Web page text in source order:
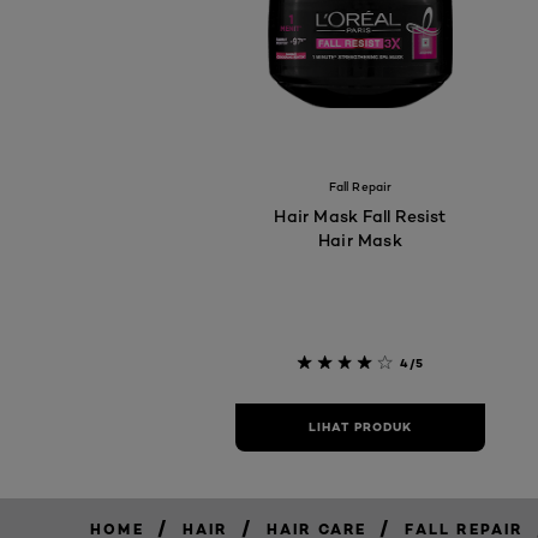
Fall Repair
Hair Mask Fall Resist
Hair Mask
4/5
LIHAT PRODUK
HOME / HAIR / HAIR CARE / FALL REPAIR